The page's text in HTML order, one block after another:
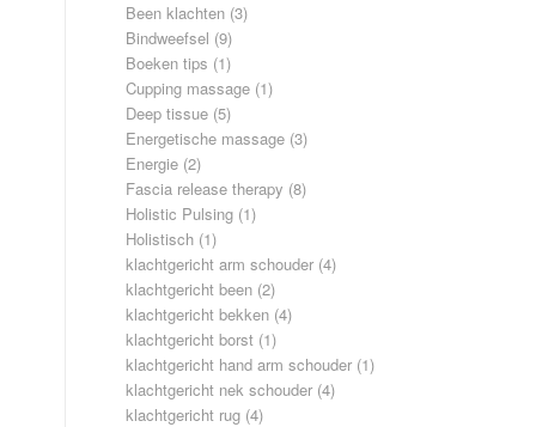
Been klachten (3)
Bindweefsel (9)
Boeken tips (1)
Cupping massage (1)
Deep tissue (5)
Energetische massage (3)
Energie (2)
Fascia release therapy (8)
Holistic Pulsing (1)
Holistisch (1)
klachtgericht arm schouder (4)
klachtgericht been (2)
klachtgericht bekken (4)
klachtgericht borst (1)
klachtgericht hand arm schouder (1)
klachtgericht nek schouder (4)
klachtgericht rug (4)